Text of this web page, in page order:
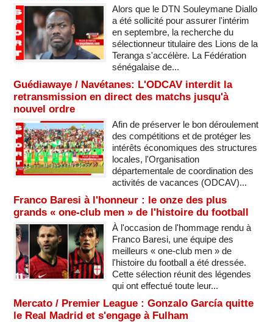
Alors que le DTN Souleymane Diallo
a été sollicité pour assurer l'intérim
en septembre, la recherche du
sélectionneur titulaire des Lions de la
Teranga s'accélère. La Fédération
sénégalaise de...
Guédiawaye / Navétanes: L'ODCAV interdit la
retransmission en direct des matchs jusqu'à
nouvel ordre
Afin de préserver le bon déroulement
des compétitions et de protéger les
intérêts économiques des structures
locales, l'Organisation
départementale de coordination des
activités de vacances (ODCAV)...
Franco Baresi à l'honneur : le onze des plus
grands « one-club men » de l'histoire du football
À l'occasion de l'hommage rendu à
Franco Baresi, une équipe des
meilleurs « one-club men » de
l'histoire du football a été dressée.
Cette sélection réunit des légendes
qui ont effectué toute leur...
Mercato / Premier League : Gonzalo García quitte
le Real Madrid et s'engage à Fulham